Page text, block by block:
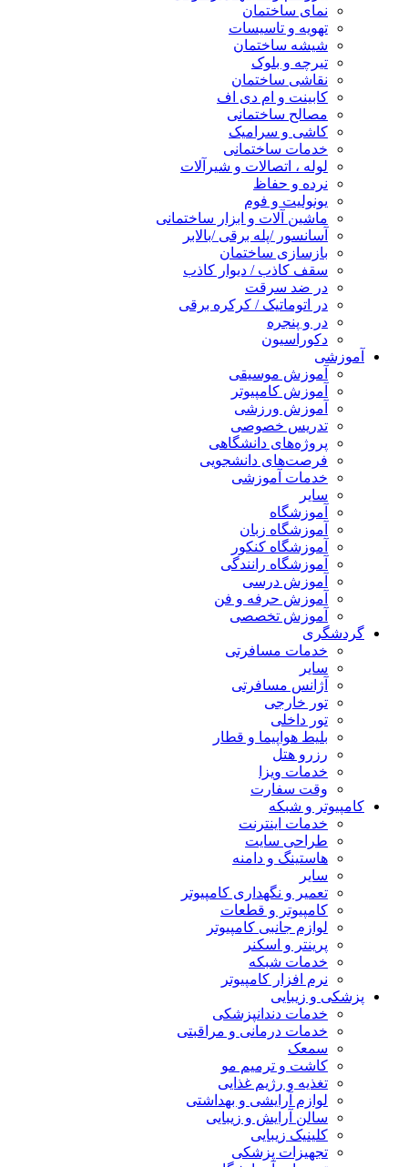
نمای ساختمان
تهویه و تاسیسات
شیشه ساختمان
تیرچه و بلوک
نقاشی ساختمان
کابینت و ام دی اف
مصالح ساختمانی
کاشی و سرامیک
خدمات ساختمانی
لوله ، اتصالات و شیرآلات
نرده و حفاظ
یونولیت و فوم
ماشین آلات و ابزار ساختمانی
آسانسور /پله برقی /بالابر
بازسازی ساختمان
سقف کاذب / دیوار کاذب
در ضد سرقت
در اتوماتیک / کرکره برقی
در و پنجره
دکوراسیون
آموزشی
آموزش موسیقی
آموزش کامپیوتر
آموزش ورزشی
تدریس خصوصی
پروژه‌های دانشگاهی
فرصت‌های دانشجویی
خدمات آموزشی
سایر
آموزشگاه
آموزشگاه زبان
آموزشگاه کنکور
آموزشگاه رانندگی
آموزش درسی
آموزش حرفه و فن
آموزش تخصصی
گردشگری
خدمات مسافرتی
سایر
آژانس مسافرتی
تور خارجی
تور داخلی
بلیط هواپیما و قطار
رزرو هتل
خدمات ویزا
وقت سفارت
کامپیوتر و شبکه
خدمات اینترنت
طراحی سایت
هاستینگ و دامنه
سایر
تعمیر و نگهداری کامپیوتر
کامپیوتر و قطعات
لوازم جانبی کامپیوتر
پرینتر و اسکنر
خدمات شبکه
نرم افزار کامپیوتر
پزشکی و زیبایی
خدمات دندانپزشکی
خدمات درمانی و مراقبتی
سمعک
کاشت و ترمیم مو
تغذیه و رژیم غذایی
لوازم آرایشی و بهداشتی
سالن آرایش و زیبایی
کلینیک زیبایی
تجهیزات پزشکی